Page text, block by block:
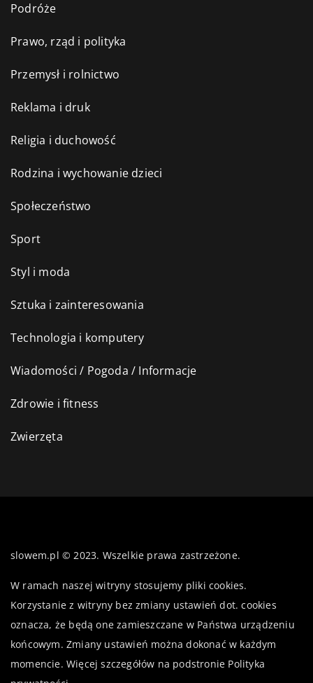
Podróże
Prawo, rząd i polityka
Przemysł i rolnictwo
Reklama i druk
Religia i duchowość
Rodzina i wychowanie dzieci
Społeczeństwo
Sport
Styl i moda
Sztuka i zainteresowania
Technologia i komputery
Wiadomości / Pogoda / Informacje
Zdrowie i fitness
Zwierzęta
slowem.pl © 2023. Wszelkie prawa zastrzeżone.
W ramach naszej witryny stosujemy pliki cookies.
Korzystanie z witryny bez zmiany ustawień dot. cookies
oznacza, że będą one zamieszczane w Państwa urządzeniu
końcowym. Zmiany ustawień można dokonać w każdym
momencie. Więcej szczegółów na podstronie Polityka